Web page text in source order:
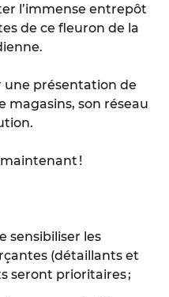
l’immense entrepôt
de ce fleuron de la
une présentation de
magasins, son réseau
!
sensibiliser les
(détaillants et
seront prioritaires ;